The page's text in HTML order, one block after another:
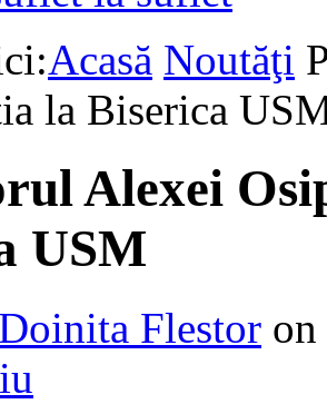
Acasă Noutăţi
la Biserica
Alexei
USM
Doinita Flestor on